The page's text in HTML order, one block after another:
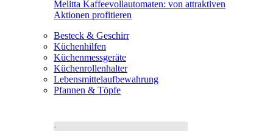
Melitta Kaffeevollautomaten: von attraktiven
Aktionen profitieren
Besteck & Geschirr
Küchenhilfen
Küchenmessgeräte
Küchenrollenhalter
Lebensmittelaufbewahrung
Pfannen & Töpfe